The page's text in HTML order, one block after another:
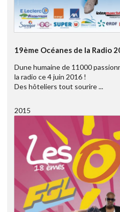
19ème Océanes de la Radio
Dune humaine de 11000
la radio ce 4 juin 2016 !
Des hôteliers tout sourire ...
2015